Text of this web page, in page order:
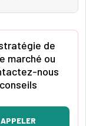
de
marché ou
nous
APPELER